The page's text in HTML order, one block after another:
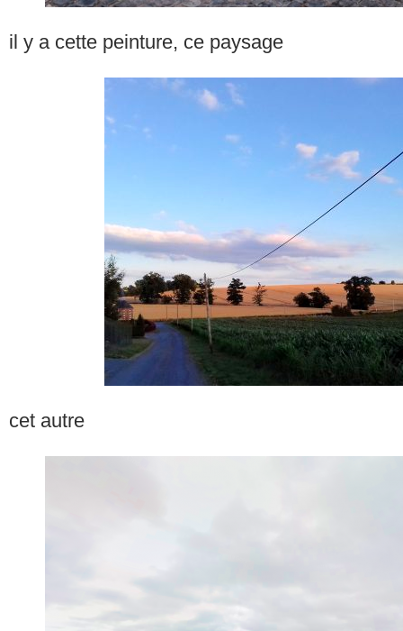
il y a cette peinture, ce paysage
cet autre